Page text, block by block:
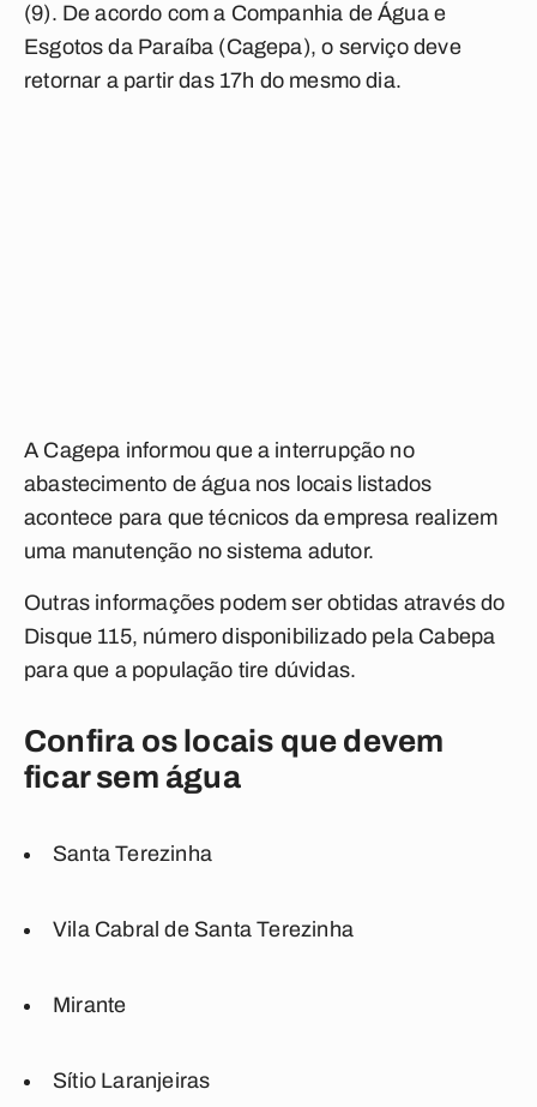
(9). De acordo com a Companhia de Água e
Esgotos da Paraíba (Cagepa), o serviço deve
retornar a partir das 17h do mesmo dia.
A Cagepa informou que a interrupção no
abastecimento de água nos locais listados
acontece para que técnicos da empresa realizem
uma manutenção no sistema adutor.
Outras informações podem ser obtidas através do
Disque 115, número disponibilizado pela Cabepa
para que a população tire dúvidas.
Confira os locais que devem
ficar sem água
Santa Terezinha
Vila Cabral de Santa Terezinha
Mirante
Sítio Laranjeiras